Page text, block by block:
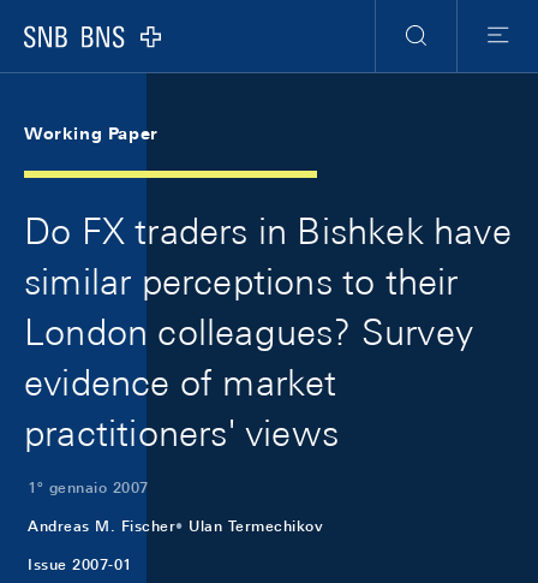
Logo
Ricerca
Menu
Working Paper
Do FX traders in Bishkek have
similar perceptions to their
London colleagues? Survey
evidence of market
practitioners' views
1º gennaio 2007
Andreas M. Fischer Ulan Termechikov
Issue 2007-01